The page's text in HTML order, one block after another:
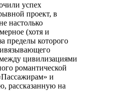
успех
проект, в
настолько
(хотя и
пределы которого
цивилизациями
романтической
и
рассказанную на